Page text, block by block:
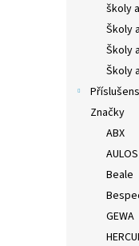
školy
Školy
Školy
Školy
Značky
ABX
AULOS
Beale
GEWA